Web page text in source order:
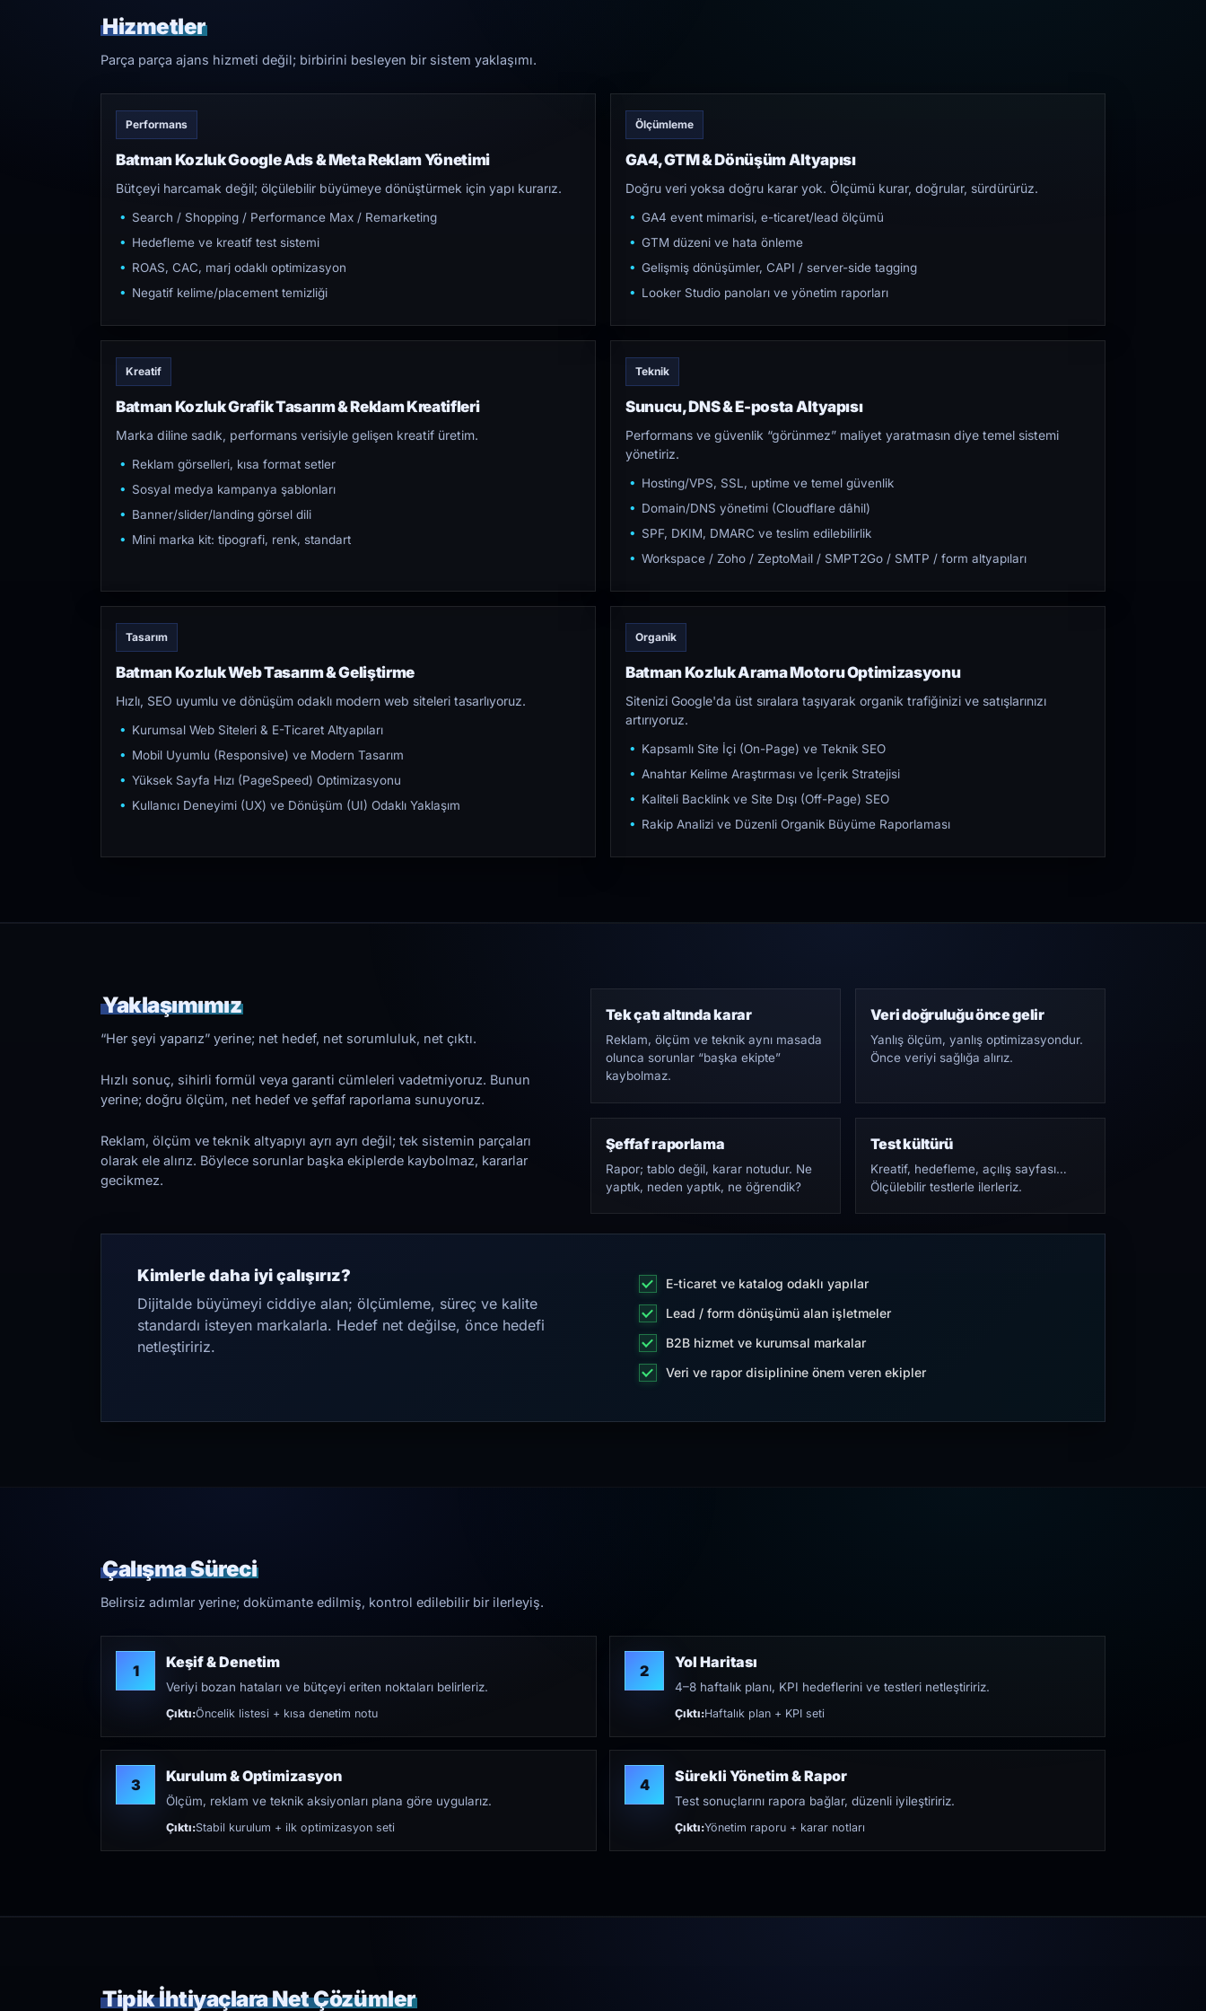
Hizmetler
Parça parça ajans hizmeti değil; birbirini besleyen bir sistem yaklaşımı.
Performans
Batman Kozluk Google Ads & Meta Reklam Yönetimi
Bütçeyi harcamak değil; ölçülebilir büyümeye dönüştürmek için yapı kurarız.
Search / Shopping / Performance Max / Remarketing
Hedefleme ve kreatif test sistemi
ROAS, CAC, marj odaklı optimizasyon
Negatif kelime/placement temizliği
Ölçümleme
GA4, GTM & Dönüşüm Altyapısı
Doğru veri yoksa doğru karar yok. Ölçümü kurar, doğrular, sürdürürüz.
GA4 event mimarisi, e-ticaret/lead ölçümü
GTM düzeni ve hata önleme
Gelişmiş dönüşümler, CAPI / server-side tagging
Looker Studio panoları ve yönetim raporları
Kreatif
Batman Kozluk Grafik Tasarım & Reklam Kreatifleri
Marka diline sadık, performans verisiyle gelişen kreatif üretim.
Reklam görselleri, kısa format setler
Sosyal medya kampanya şablonları
Banner/slider/landing görsel dili
Mini marka kit: tipografi, renk, standart
Teknik
Sunucu, DNS & E-posta Altyapısı
Performans ve güvenlik “görünmez” maliyet yaratmasın diye temel sistemi
yönetiriz.
Hosting/VPS, SSL, uptime ve temel güvenlik
Domain/DNS yönetimi (Cloudflare dâhil)
SPF, DKIM, DMARC ve teslim edilebilirlik
Workspace / Zoho / ZeptoMail / SMPT2Go / SMTP / form altyapıları
Tasarım
Batman Kozluk Web Tasarım & Geliştirme
Hızlı, SEO uyumlu ve dönüşüm odaklı modern web siteleri tasarlıyoruz.
Kurumsal Web Siteleri & E-Ticaret Altyapıları
Mobil Uyumlu (Responsive) ve Modern Tasarım
Yüksek Sayfa Hızı (PageSpeed) Optimizasyonu
Kullanıcı Deneyimi (UX) ve Dönüşüm (UI) Odaklı Yaklaşım
Organik
Batman Kozluk Arama Motoru Optimizasyonu
Sitenizi Google'da üst sıralara taşıyarak organik trafiğinizi ve satışlarınızı
artırıyoruz.
Kapsamlı Site İçi (On-Page) ve Teknik SEO
Anahtar Kelime Araştırması ve İçerik Stratejisi
Kaliteli Backlink ve Site Dışı (Off-Page) SEO
Rakip Analizi ve Düzenli Organik Büyüme Raporlaması
Yaklaşımımız
“Her şeyi yaparız” yerine; net hedef, net sorumluluk, net çıktı.
Hızlı sonuç, sihirli formül veya garanti cümleleri vadetmiyoruz. Bunun
yerine; doğru ölçüm, net hedef ve şeffaf raporlama sunuyoruz.
Reklam, ölçüm ve teknik altyapıyı ayrı ayrı değil; tek sistemin parçaları
olarak ele alırız. Böylece sorunlar başka ekiplerde kaybolmaz, kararlar
gecikmez.
Tek çatı altında karar
Reklam, ölçüm ve teknik aynı masada
olunca sorunlar “başka ekipte”
kaybolmaz.
Veri doğruluğu önce gelir
Yanlış ölçüm, yanlış optimizasyondur.
Önce veriyi sağlığa alırız.
Şeffaf raporlama
Rapor; tablo değil, karar notudur. Ne
yaptık, neden yaptık, ne öğrendik?
Test kültürü
Kreatif, hedefleme, açılış sayfası…
Ölçülebilir testlerle ilerleriz.
Kimlerle daha iyi çalışırız?
Dijitalde büyümeyi ciddiye alan; ölçümleme, süreç ve kalite
standardı isteyen markalarla. Hedef net değilse, önce hedefi
netleştiririz.
E-ticaret ve katalog odaklı yapılar
Lead / form dönüşümü alan işletmeler
B2B hizmet ve kurumsal markalar
Veri ve rapor disiplinine önem veren ekipler
Çalışma Süreci
Belirsiz adımlar yerine; dokümante edilmiş, kontrol edilebilir bir ilerleyiş.
1 Keşif & Denetim
Veriyi bozan hataları ve bütçeyi eriten noktaları belirleriz.
Çıktı:Öncelik listesi + kısa denetim notu
2 Yol Haritası
4–8 haftalık planı, KPI hedeflerini ve testleri netleştiririz.
Çıktı:Haftalık plan + KPI seti
3 Kurulum & Optimizasyon
Ölçüm, reklam ve teknik aksiyonları plana göre uygularız.
Çıktı:Stabil kurulum + ilk optimizasyon seti
4 Sürekli Yönetim & Rapor
Test sonuçlarını rapora bağlar, düzenli iyileştiririz.
Çıktı:Yönetim raporu + karar notları
Tipik İhtiyaçlara Net Çözümler